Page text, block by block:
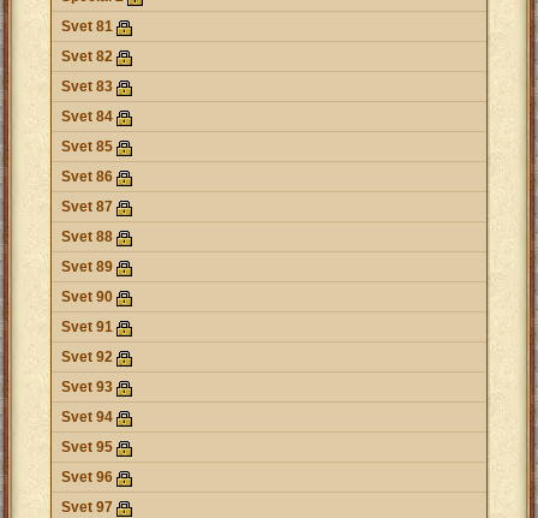
Svet 81
Svet 82
Svet 83
Svet 84
Svet 85
Svet 86
Svet 87
Svet 88
Svet 89
Svet 90
Svet 91
Svet 92
Svet 93
Svet 94
Svet 95
Svet 96
Svet 97